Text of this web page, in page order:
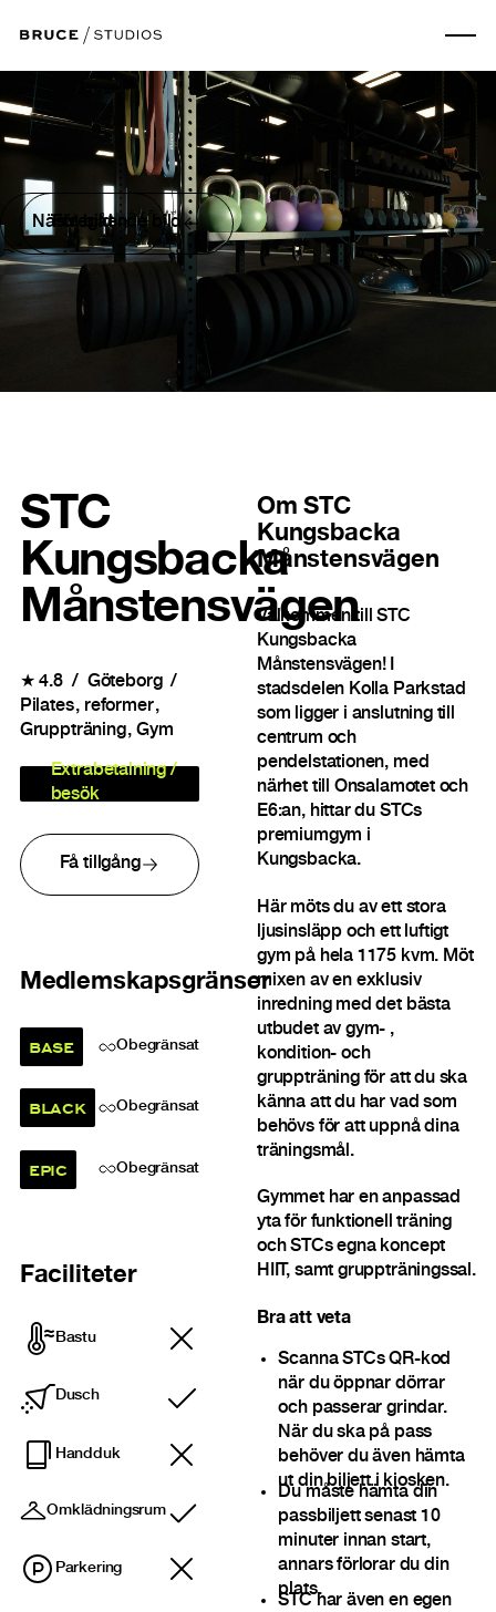
Föregående bild
Nästa bild
STC
Kungsbacka
Månstensvägen
★4.8
Göteborg
Pilates
reformer
Gruppträning Gym
Extrabetalning /
besök
Få tillgång
Medlemskapsgränser
BASE Obegränsat
BLACK Obegränsat
EPIC Obegränsat
Faciliteter
Bastu
Dusch
Ingår
Handduk
Omklädningsrum
Ingår
Parkering
OmSTC
Kungsbacka
Månstensvägen
Välkommen till STC
Kungsbacka
Månstensvägen! I
stadsdelen Kolla Parkstad
som ligger i anslutning till
centrum och
pendelstationen, med
närhet till Onsalamotet och
E6:an, hittar du STCs
premiumgym i
Kungsbacka.
Här möts du av ett stora
ljusinsläpp och ett luftigt
gym på hela 1175 kvm. Möt
mixen av en exklusiv
inredning med det bästa
utbudet av gym- ,
kondition- och
gruppträning för att du ska
känna att du har vad som
behövs för att uppnå dina
träningsmål.
Gymmet har en anpassad
yta för funktionell träning
och STCs egna koncept
HIIT, samt gruppträningssal.
Bra att veta
Scanna STCs QR-kod
när du öppnar dörrar
och passerar grindar.
När du ska på pass
behöver du även hämta
ut din biljett i kiosken.
Du måste hämta din
passbiljett senast 10
minuter innan start,
annars förlorar du din
plats.
STC har även en egen